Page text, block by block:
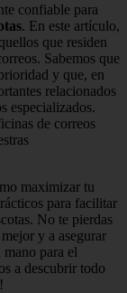
confiable para
. En este artículo,
que residen
Sabemos que
y que, en
relacionados
especializados.
de correos
maximizar tu
para facilitar
No te pierdas
y a asegurar
mano para el
a descubrir todo